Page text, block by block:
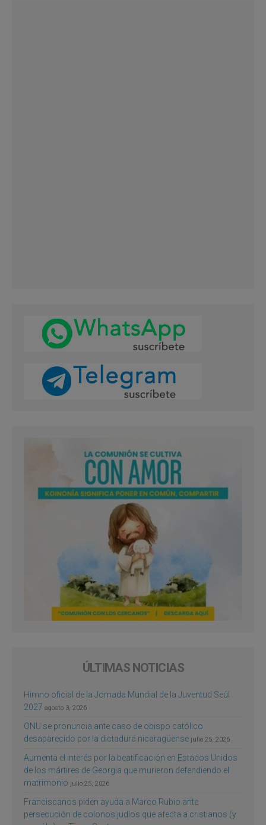
ÚLTIMAS NOTICIAS
Himno oficial de la Jornada Mundial de la Juventud Seúl
2027 agosto 3, 2026
ONU se pronuncia ante caso de obispo católico
desaparecido por la dictadura nicaragüense julio 25, 2026
Aumenta el interés por la beatificación en Estados Unidos
de los mártires de Georgia que murieron defendiendo el
matrimonio julio 25, 2026
Franciscanos piden ayuda a Marco Rubio ante
persecución de colonos judíos que afecta a cristianos (y